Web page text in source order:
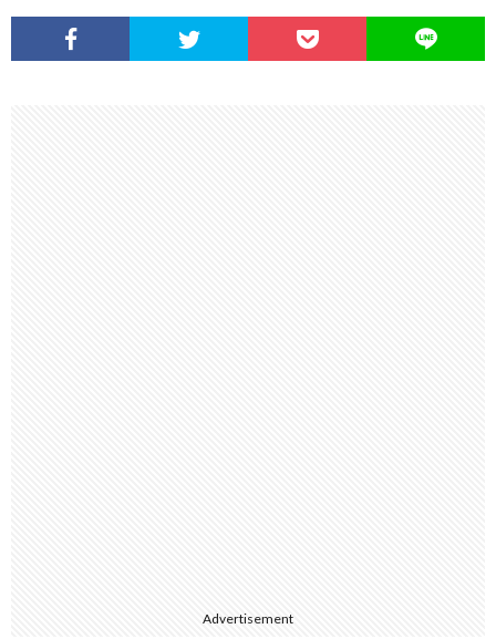
Advertisement